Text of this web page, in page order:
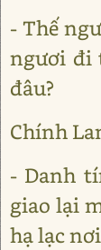
- Thế
ngươi đi
đâu?
Chính
- Danh
giao lại
hạ lạc